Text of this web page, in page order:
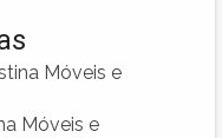
Móveis e
Móveis e